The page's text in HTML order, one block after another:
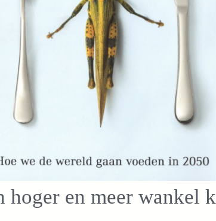
hoger en meer wankel